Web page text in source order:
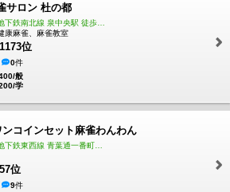
サロン 杜の都
康麻雀、麻雀教室
位
0件
般
学
ンコインセット麻雀わんわん
位
9件